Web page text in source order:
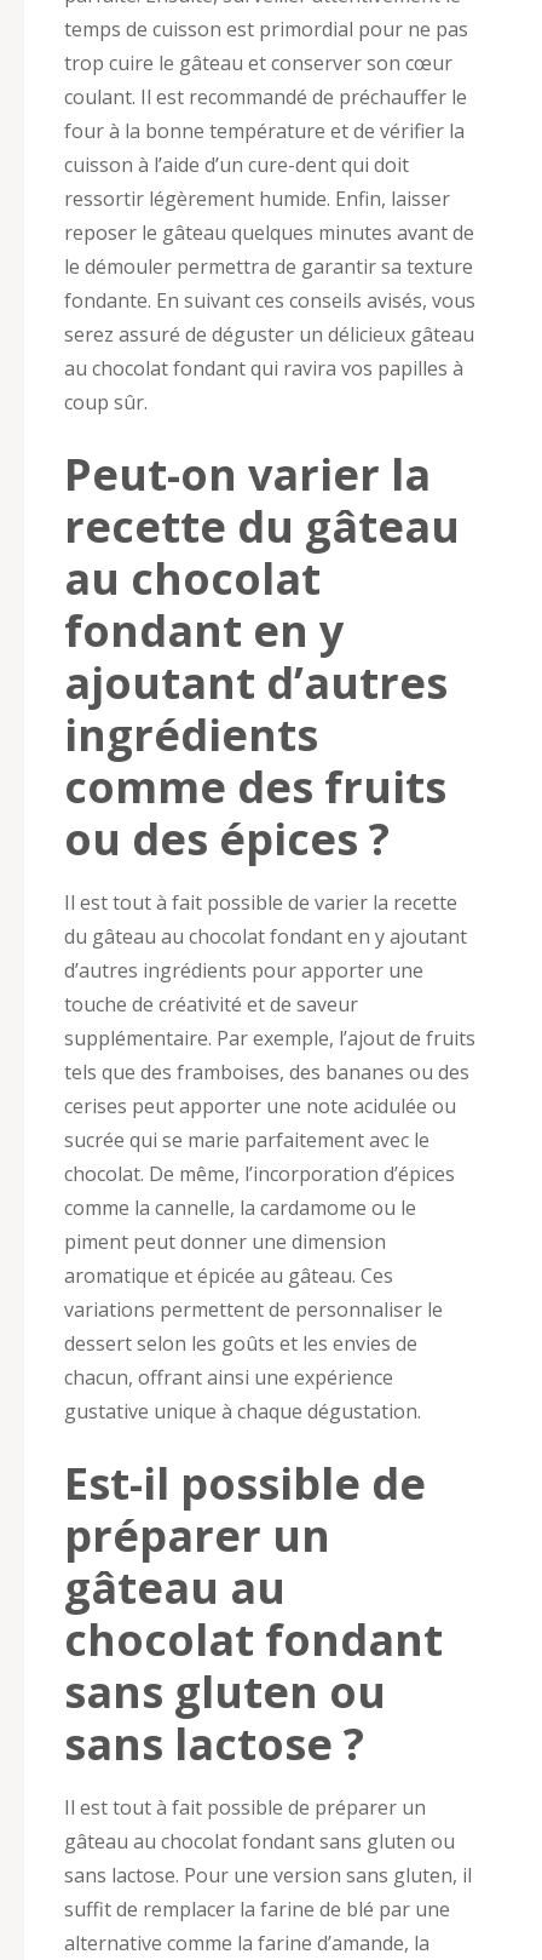
temps de cuisson est primordial pour ne pas
trop cuire le gâteau et conserver son cœur
coulant. Il est recommandé de préchauffer le
four à la bonne température et de vérifier la
cuisson à l’aide d’un cure-dent qui doit
ressortir légèrement humide. Enfin, laisser
reposer le gâteau quelques minutes avant de
le démouler permettra de garantir sa texture
fondante. En suivant ces conseils avisés, vous
serez assuré de déguster un délicieux gâteau
au chocolat fondant qui ravira vos papilles à
coup sûr.
Peut-on varier la
recette du gâteau
au chocolat
fondant en y
ajoutant d’autres
ingrédients
comme des fruits
ou des épices ?
Il est tout à fait possible de varier la recette
du gâteau au chocolat fondant en y ajoutant
d’autres ingrédients pour apporter une
touche de créativité et de saveur
supplémentaire. Par exemple, l’ajout de fruits
tels que des framboises, des bananes ou des
cerises peut apporter une note acidulée ou
sucrée qui se marie parfaitement avec le
chocolat. De même, l’incorporation d’épices
comme la cannelle, la cardamome ou le
piment peut donner une dimension
aromatique et épicée au gâteau. Ces
variations permettent de personnaliser le
dessert selon les goûts et les envies de
chacun, offrant ainsi une expérience
gustative unique à chaque dégustation.
Est-il possible de
préparer un
gâteau au
chocolat fondant
sans gluten ou
sans lactose ?
Il est tout à fait possible de préparer un
gâteau au chocolat fondant sans gluten ou
sans lactose. Pour une version sans gluten, il
suffit de remplacer la farine de blé par une
alternative comme la farine d’amande, la